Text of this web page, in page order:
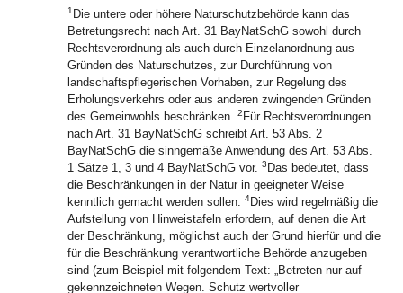
1 Die untere oder höhere Naturschutzbehörde kann das
Betretungsrecht nach Art. 31 BayNatSchG sowohl durch
Rechtsverordnung als auch durch Einzelanordnung aus
Gründen des Naturschutzes, zur Durchführung von
landschaftspflegerischen Vorhaben, zur Regelung des
Erholungsverkehrs oder aus anderen zwingenden Gründen
des Gemeinwohls beschränken. 2 Für Rechtsverordnungen
nach Art. 31 BayNatSchG schreibt Art. 53 Abs. 2
BayNatSchG die sinngemäße Anwendung des Art. 53 Abs.
1 Sätze 1, 3 und 4 BayNatSchG vor. 3 Das bedeutet, dass
die Beschränkungen in der Natur in geeigneter Weise
kenntlich gemacht werden sollen. 4Dies wird regelmäßig die
Aufstellung von Hinweistafeln erfordern, auf denen die Art
der Beschränkung, möglichst auch der Grund hierfür und die
für die Beschränkung verantwortliche Behörde anzugeben
sind (zum Beispiel mit folgendem Text: „Betreten nur auf
gekennzeichneten Wegen. Schutz wertvoller